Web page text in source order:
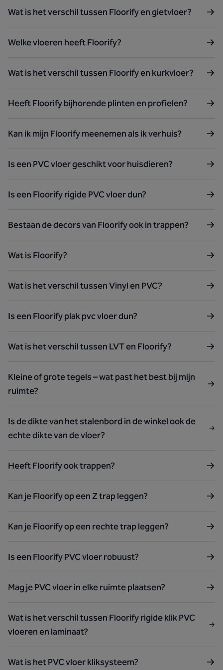
Wat is het verschil tussen Floorify en gietvloer?
Welke vloeren heeft Floorify?
Wat is het verschil tussen Floorify en kurkvloer?
Heeft Floorify bijhorende plinten en profielen?
Kan ik mijn Floorify meenemen als ik verhuis?
Is een PVC vloer geschikt voor huisdieren?
Is een Floorify rigide PVC vloer dun?
Bestaan de decors van Floorify ook in trappen?
Wat is Floorify?
Wat is het verschil tussen Vinyl en PVC?
Is een Floorify plak pvc vloer dun?
Wat is het verschil tussen LVT en Floorify?
Kleine of grote tegels – wat past het best bij mijn
ruimte?
Is de dikte van het stalenbord in de winkel ook de
echte dikte van de vloer?
Heeft Floorify ook trappen?
Kan je Floorify op een Z trap leggen?
Kan je Floorify op een rechte trap leggen?
Is een Floorify PVC vloer robuust?
Mag je PVC vloer in elke ruimte plaatsen?
Wat is het verschil tussen Floorify rigide klik PVC
vloeren en laminaat?
Wat is het PVC vloer kliksysteem?